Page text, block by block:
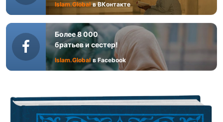
Islam.Global в ВКонтакте
Более 8 000
братьев и сестер!
Islam.Global в Facebook